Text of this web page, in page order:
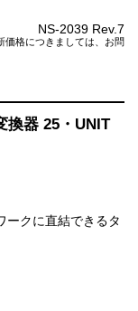
NS-2039 Rev.7
価格につきましては、お問
換器 25・UNIT
ークに直結できるタ